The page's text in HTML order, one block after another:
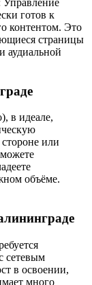
Управление
готов к
контентом. Это
страницы
аудиальной
в идеале,
или
объёме.
сетевым
в освоении,
много